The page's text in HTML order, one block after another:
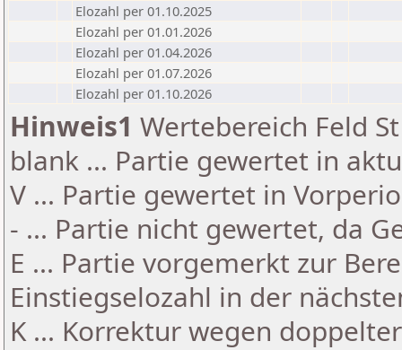
Elozahl per 01.10.2025
Elozahl per 01.01.2026
Elozahl per 01.04.2026
Elozahl per 01.07.2026
Elozahl per 01.10.2026
Hinweis1 Wertebereich Feld
blank ... Partie gewertet in
V ... Partie gewertet in
- ... Partie nicht gewertet, da
E ... Partie vorgemerkt zur
Einstiegselozahl in der
K ... Korrektur wegen